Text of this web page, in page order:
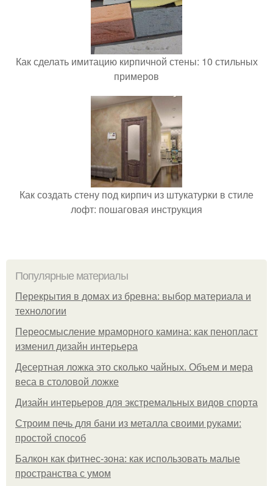
Как сделать имитацию кирпичной стены: 10 стильных
примеров
Как создать стену под кирпич из штукатурки в стиле
лофт: пошаговая инструкция
Популярные материалы
Перекрытия в домах из бревна: выбор материала и
технологии
Переосмысление мраморного камина: как пенопласт
изменил дизайн интерьера
Десертная ложка это сколько чайных. Объем и мера
веса в столовой ложке
Дизайн интерьеров для экстремальных видов спорта
Строим печь для бани из металла своими руками:
простой способ
Балкон как фитнес-зона: как использовать малые
пространства с умом